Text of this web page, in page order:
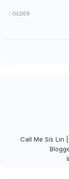
OLDER
Call Me Sis Lin